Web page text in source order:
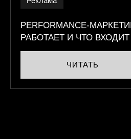
PERFORMANCE-
РАБОТАЕТ И ЧТО
ЧИТАТЬ